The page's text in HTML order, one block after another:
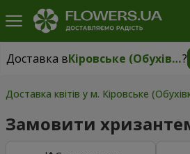
Доставка в Кіровське (Обухівка)?
Доставка вКіровське (Обухівка)|
Доставка квітів у м. Кіровське
Замовити